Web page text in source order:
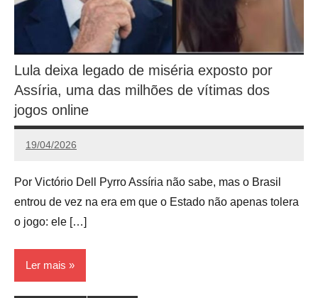
Lula deixa legado de miséria exposto por
Assíria, uma das milhões de vítimas dos
jogos online
19/04/2026
Victório
Pyrro
Por Victório Dell Pyrro Assíria não sabe, mas o Brasil
entrou de vez na era em que o Estado não apenas tolera
o jogo: ele […]
Ler mais